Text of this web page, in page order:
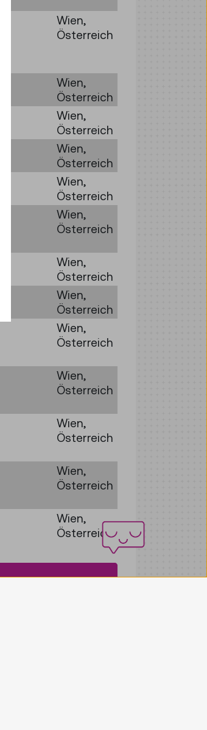
Wien,
Österreich
Wien,
Österreich
Wien,
Österreich
Wien,
Österreich
Wien,
Österreich
Wien,
Österreich
Wien,
Österreich
Wien,
Österreich
Wien,
Österreich
Wien,
Österreich
Wien,
Österreich
Wien,
Österreich
Wien,
Österreich